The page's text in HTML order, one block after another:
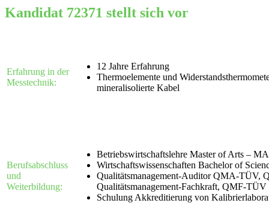
Kandidat 72371 stellt sich vor
Erfahrung in der
Messtechnik:
12 Jahre Erfahrung
Thermoelemente und
mineralisolierte Kabel
Berufsabschluss
und
Weiterbildung:
Betriebswirtschaftslehre Master of Arts –
Wirtschaftswissenschaften Bachelor of
Qualitätsmanagement-Auditor QMA-TÜV,
Qualitätsmanagement-Fachkraft, QMF-TÜV
Schulung Akkreditierung von